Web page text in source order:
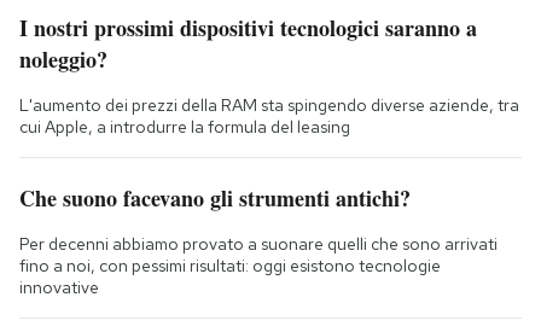
I nostri prossimi dispositivi tecnologici saranno a
noleggio?
L'aumento dei prezzi della RAM sta spingendo diverse aziende, tra
cui Apple, a introdurre la formula del leasing
Che suono facevano gli strumenti antichi?
Per decenni abbiamo provato a suonare quelli che sono arrivati
fino a noi, con pessimi risultati: oggi esistono tecnologie
innovative